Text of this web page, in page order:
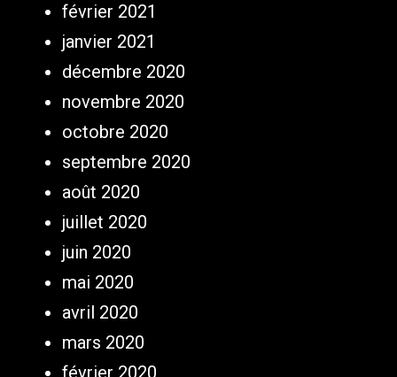
février 2021
janvier 2021
décembre 2020
novembre 2020
octobre 2020
septembre 2020
août 2020
juillet 2020
juin 2020
mai 2020
avril 2020
mars 2020
février 2020